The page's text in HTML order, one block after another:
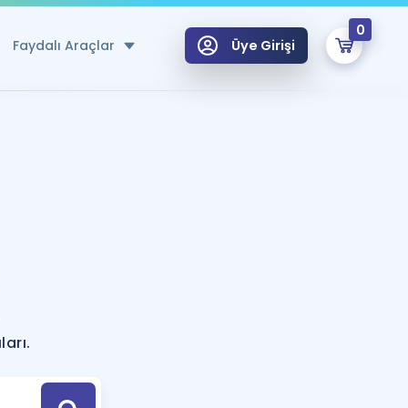
Faydalı Araçlar
Hesaplama Aracı
için Öneriler
Tek Takvimde
Üye Girişi
0
Hoca ile seni sınava hazırlayacak onlarca eğitim seni bekliyor!